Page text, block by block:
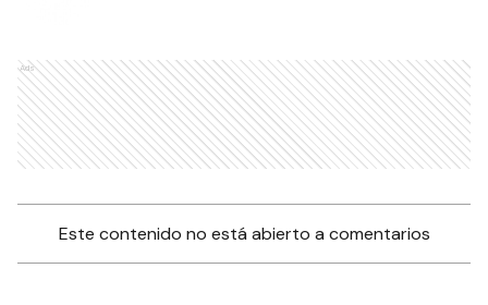
Ads
Este contenido no está abierto a comentarios